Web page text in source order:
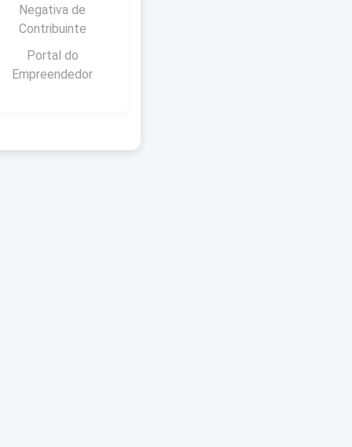
Negativa de
Contribuinte
Portal do
Empreendedor